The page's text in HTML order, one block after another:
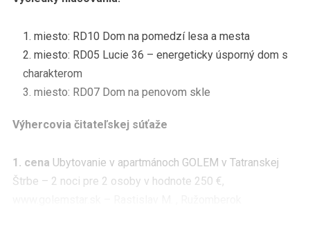
miesto: RD10 Dom na pomedzí lesa a mesta
miesto: RD05 Lucie 36 – energeticky úsporný dom s
charakterom
miesto: RD07 Dom na penovom skle
Výhercovia čitateľskej súťaže
1. cena Ubytovanie v apartmá­noch GOLEM v Tatranskej
Štrbe – 2 noci pre 2 osoby v hodnote 250 €,